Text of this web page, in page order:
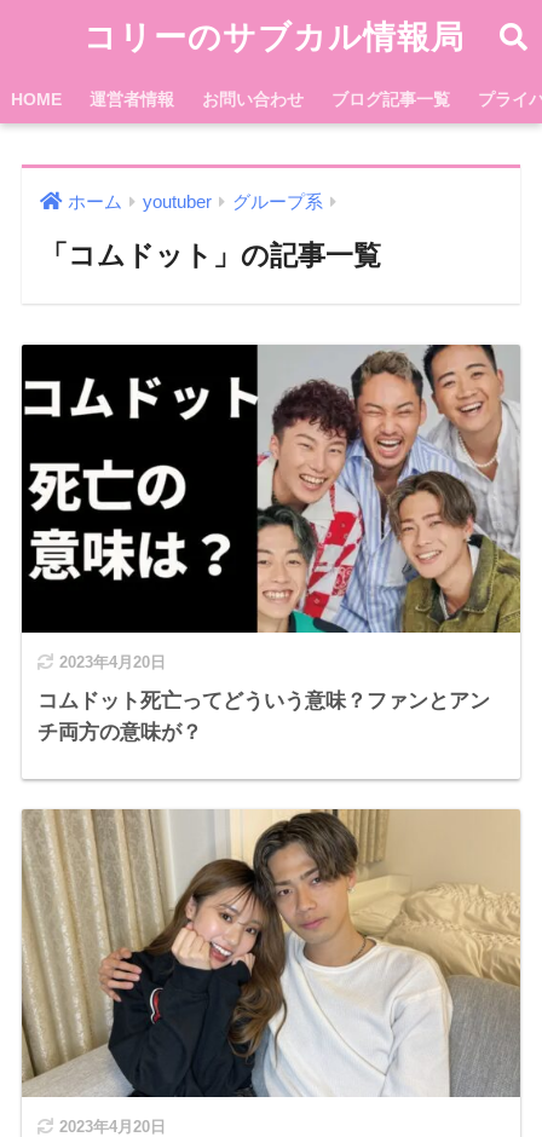
コリーのサブカル情報局
HOME 運営者情報 お問い合わせ ブログ記事一覧 プライ
ホーム youtuber グループ系
「コムドット」の記事一覧
2023年4月20日
コムドット死亡ってどういう意味？ファンとアン
チ両方の意味が？
2023年4月20日